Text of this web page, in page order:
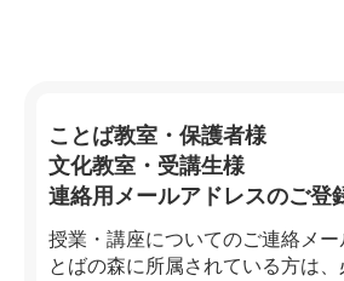
ことば教室・保護者様
文化教室・受講生様
連絡用メールアドレスのご登
授業・講座についてのご連絡メー
とばの森に所属されている方は